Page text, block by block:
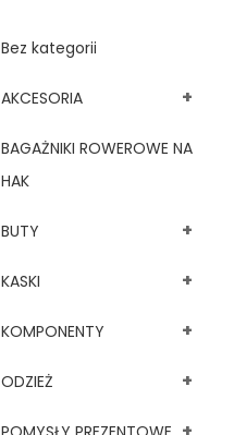
Bez kategorii
AKCESORIA +
BAGAŻNIKI ROWEROWE NA
HAK
BUTY +
KASKI +
KOMPONENTY +
ODZIEŻ +